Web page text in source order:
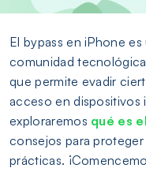
El bypass en iPhone
comunidad
que permite evadir
acceso en dispositivos
exploraremos qué es
consejos para
prácticas.